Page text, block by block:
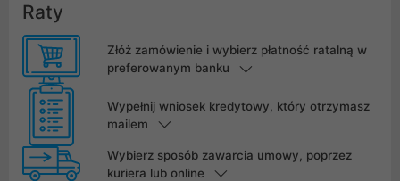
Raty
Złóż zamówienie i wybierz płatność ratalną w
preferowanym banku
Wypełnij wniosek kredytowy, który otrzymasz
mailem
Wybierz sposób zawarcia umowy, poprzez
kuriera lub online